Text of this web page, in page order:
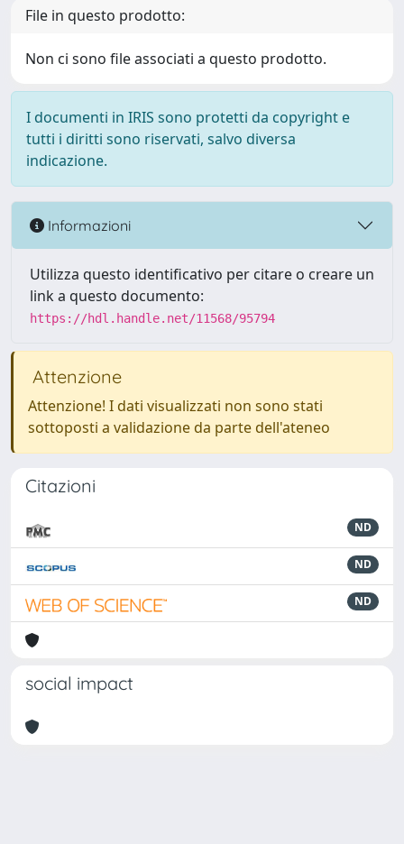
File in questo prodotto:
Non ci sono file associati a questo prodotto.
I documenti in IRIS sono protetti da copyright e
tutti i diritti sono riservati, salvo diversa
indicazione.
Informazioni
Utilizza questo identificativo per citare o creare un
link a questo documento:
https://hdl.handle.net/11568/95794
Attenzione
Attenzione! I dati visualizzati non sono stati
sottoposti a validazione da parte dell'ateneo
Citazioni
ND
ND
ND
social impact